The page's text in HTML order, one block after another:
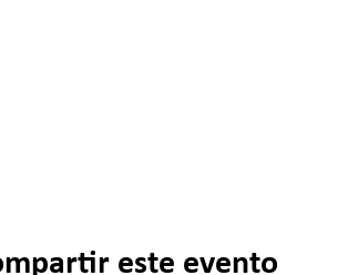
este evento